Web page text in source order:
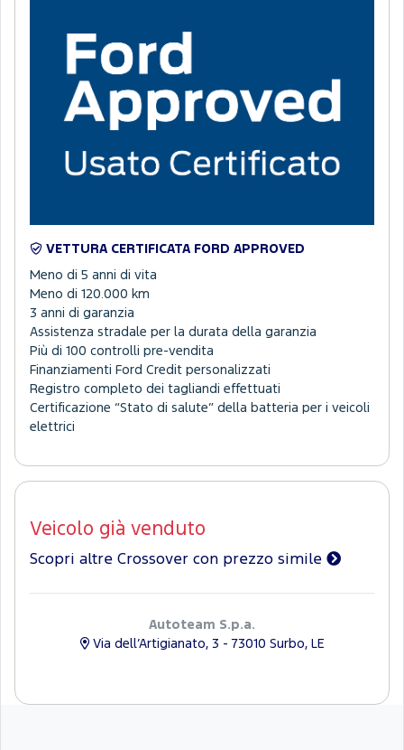
VETTURA CERTIFICATA FORD APPROVED
Meno di 5 anni di vita
Meno di 120.000 km
3 anni di garanzia
Assistenza stradale per la durata della garanzia
Più di 100 controlli pre-vendita
Finanziamenti Ford Credit personalizzati
Registro completo dei tagliandi effettuati
Certificazione “Stato di salute” della batteria per i veicoli
elettrici
Veicolo già venduto
Scopri altre Crossover con prezzo simile
Autoteam S.p.a.
Via dell’Artigianato, 3 - 73010 Surbo, LE